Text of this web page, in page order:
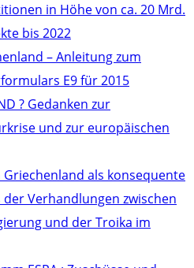
in Höhe von ca. 20 Mrd.
bis 2022
– Anleitung zum
E9 für 2015
? Gedanken zur
und zur europäischen
als konsequente
der Verhandlungen zwischen
und der Troika im